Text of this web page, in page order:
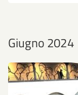
Giugno 2024